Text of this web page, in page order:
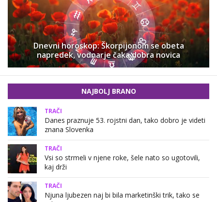
Dnevni horoskop: Škorpijonom se obeta
napredek, vodnarje čaka dobra novica
NAJBOLJ BRANO
TRAČI
Danes praznuje 53. rojstni dan, tako dobro je videti
znana Slovenka
TRAČI
Vsi so strmeli v njene roke, šele nato so ugotovili,
kaj drži
TRAČI
Njuna ljubezen naj bi bila marketinški trik, tako se